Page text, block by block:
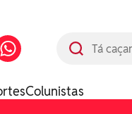
Colunistas